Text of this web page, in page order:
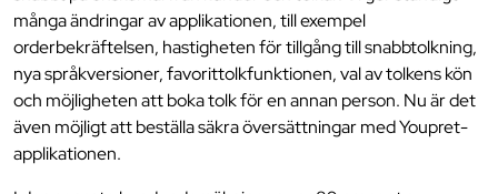
många ändringar av applikationen, till exempel
orderbekräftelsen, hastigheten för tillgång till snabbtolkning,
nya språkversioner, favorittolkfunktionen, val av tolkens kön
och möjligheten att boka tolk för en annan person. Nu är det
även möjligt att beställa säkra översättningar med Youpret-
applikationen.